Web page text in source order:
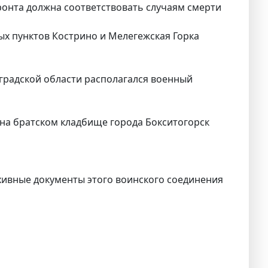
должна соответствовать случаям смерти
пунктов Кострино и Мелегежская Горка
области располагался военный
братском кладбище города Бокситогорск
документы этого воинского соединения